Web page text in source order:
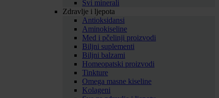
Svi minerali
Zdravlje i ljepota
Antioksidansi
Aminokiseline
Med i pčelinji proizvodi
Biljni suplementi
Biljni balzami
Homeopatski proizvodi
Tinkture
Omega masne kiseline
Kolageni